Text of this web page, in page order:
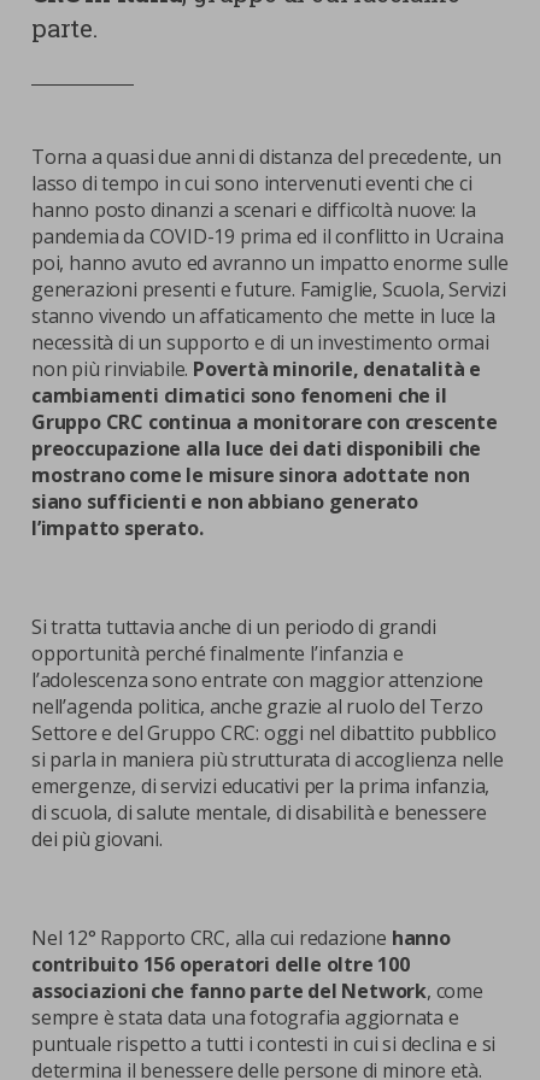
parte.
Torna a quasi due anni di distanza del precedente, un
lasso di tempo in cui sono intervenuti eventi che ci
hanno posto dinanzi a scenari e difficoltà nuove: la
pandemia da COVID-19 prima ed il conflitto in Ucraina
poi, hanno avuto ed avranno un impatto enorme sulle
generazioni presenti e future. Famiglie, Scuola, Servizi
stanno vivendo un affaticamento che mette in luce la
necessità di un supporto e di un investimento ormai
non più rinviabile. Povertà minorile, denatalità e
cambiamenti climatici sono fenomeni che il
Gruppo CRC continua a monitorare con crescente
preoccupazione alla luce dei dati disponibili che
mostrano come le misure sinora adottate non
siano sufficienti e non abbiano generato
l’impatto sperato.
Si tratta tuttavia anche di un periodo di grandi
opportunità perché finalmente l’infanzia e
l’adolescenza sono entrate con maggior attenzione
nell’agenda politica, anche grazie al ruolo del Terzo
Settore e del Gruppo CRC: oggi nel dibattito pubblico
si parla in maniera più strutturata di accoglienza nelle
emergenze, di servizi educativi per la prima infanzia,
di scuola, di salute mentale, di disabilità e benessere
dei più giovani.
Nel 12° Rapporto CRC, alla cui redazione hanno
contribuito 156 operatori delle oltre 100
associazioni che fanno parte del Network, come
sempre è stata data una fotografia aggiornata e
puntuale rispetto a tutti i contesti in cui si declina e si
determina il benessere delle persone di minore età.